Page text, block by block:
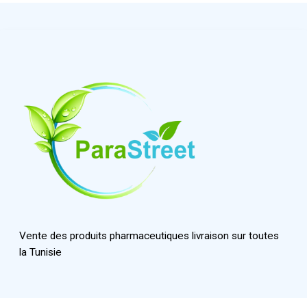
Vente des produits pharmaceutiques livraison sur toutes
la Tunisie